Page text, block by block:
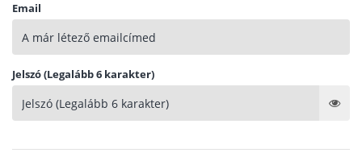
Email
Jelszó (Legalább 6 karakter)